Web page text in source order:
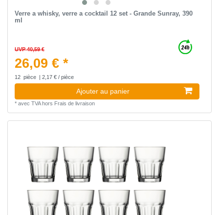
Verre a whisky, verre a cocktail 12 set - Grande Sunray, 390
ml
UVP 40,59 €
26,09 € *
12 pièce | 2,17 € / pièce
Ajouter au panier
* avec TVAhors Frais de livraison